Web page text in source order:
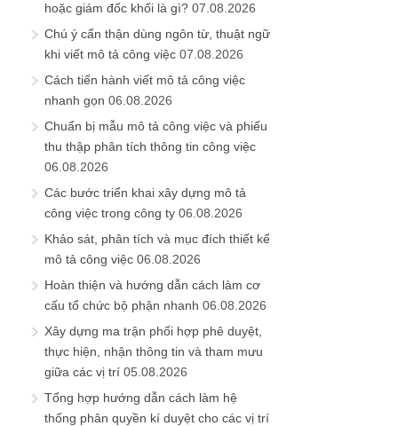
hoặc giám đốc khối là gì? 07.08.2026
Chú ý cẩn thận dùng ngôn từ, thuật ngữ
khi viết mô tả công việc 07.08.2026
Cách tiến hành viết mô tả công việc
nhanh gọn 06.08.2026
Chuẩn bị mẫu mô tả công việc và phiếu
thu thập phân tích thông tin công việc
06.08.2026
Các bước triển khai xây dựng mô tả
công việc trong công ty 06.08.2026
Khảo sát, phân tích và mục đích thiết kế
mô tả công việc 06.08.2026
Hoàn thiện và hướng dẫn cách làm cơ
cấu tổ chức bộ phận nhanh 06.08.2026
Xây dựng ma trận phối hợp phê duyệt,
thực hiện, nhận thông tin và tham mưu
giữa các vị trí 05.08.2026
Tổng hợp hướng dẫn cách làm hệ
thống phân quyền kí duyệt cho các vị trí